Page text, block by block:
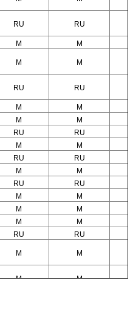
RU RU
M
M
M M
RU RU
M
M
M
M
RU RU
M M
RU
RU
M M
RU RU
M M
M
M
M M
RU
RU
M M
M M